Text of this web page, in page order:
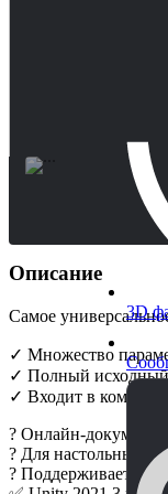
3D
Описание
Самое
✓ Множество
✓ Полный исходный
✓ Входит в комплект
? Онлайн-
? Для настольных
? Поддерживается